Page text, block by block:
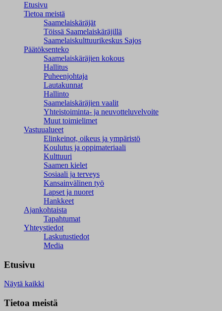
Etusivu
Tietoa meistä
Saamelaiskäräjät
Töissä Saamelaiskäräjillä
Saamelaiskulttuuri­keskus Sajos
Päätöksenteko
Saamelaiskäräjien kokous
Hallitus
Puheenjohtaja
Lautakunnat
Hallinto
Saamelaiskäräjien vaalit
Yhteistoiminta- ja neuvotteluvelvoite
Muut toimielimet
Vastuualueet
Elinkeinot, oikeus ja ympäristö
Koulutus ja oppimateriaali
Kulttuuri
Saamen kielet
Sosiaali ja terveys
Kansainvälinen työ
Lapset ja nuoret
Hankkeet
Ajankohtaista
Tapahtumat
Yhteystiedot
Laskutustiedot
Media
Etusivu
Näytä kaikki
Tietoa meistä